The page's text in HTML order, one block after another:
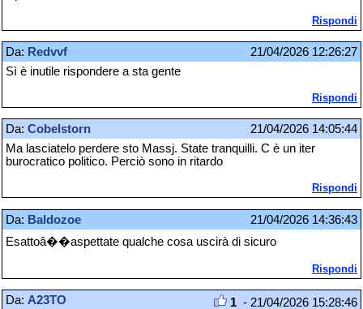
Rispondi
Da: Redvvf
21/04/2026 12:26:27
Sì è inutile rispondere a sta gente
Rispondi
Da: Cobelstorn
21/04/2026 14:05:44
Ma lasciatelo perdere sto Massj. State tranquilli. C è un iter
burocratico politico. Perciò sono in ritardo
Rispondi
Da: Baldozoe
21/04/2026 14:36:43
Esattoâ��aspettate qualche cosa uscirà di sicuro
Rispondi
Da: A23TO 1 - 21/04/2026 15:28:46